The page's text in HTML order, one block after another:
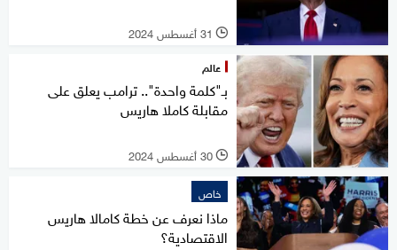
l 31 أغسطس 2024
عالم
بـ"كلمة واحدة".. ترامب يعلق على
مقابلة كاملا هاريس
l 30 أغسطس 2024
خاص
ماذا نعرف عن خطة كامالا هاريس
الاقتصادية؟